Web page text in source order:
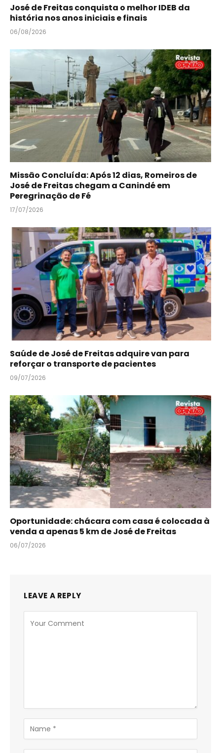
José de Freitas conquista o melhor IDEB da
história nos anos iniciais e finais
06/08/2026
Missão Concluída: Após 12 dias, Romeiros de
José de Freitas chegam a Canindé em
Peregrinação de Fé
17/07/2026
Saúde de José de Freitas adquire van para
reforçar o transporte de pacientes
09/07/2026
Oportunidade: chácara com casa é colocada à
venda a apenas 5 km de José de Freitas
06/07/2026
LEAVE A REPLY